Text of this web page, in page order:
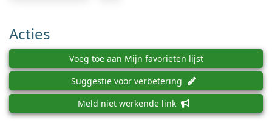
Acties
Voeg toe aan Mijn favorieten lijst
Suggestie voor verbetering
Meld niet werkende link